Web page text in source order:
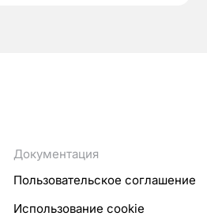
Документация
Пользовательское соглашение
Использование cookie